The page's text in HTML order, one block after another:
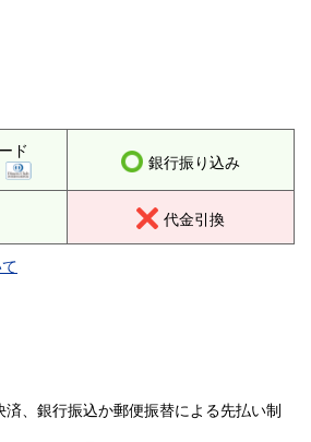
ド
銀行振り込み
代金引換
、銀行振込か郵便振替による先払い制